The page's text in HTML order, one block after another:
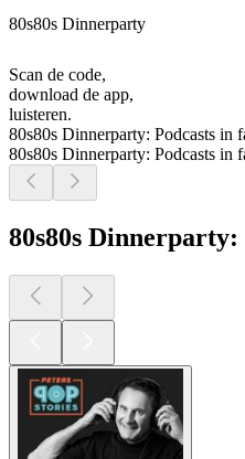
80s80s Dinnerparty
Scan de code,
download de app,
luisteren.
80s80s Dinnerparty: Podcasts in
80s80s Dinnerparty: Podcasts in
80s80s